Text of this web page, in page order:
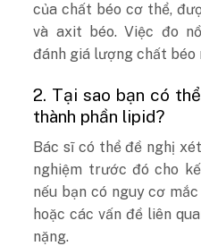
của chất béo cơ thể,
và axit béo. Việc đo
đánh giá lượng chất béo
2. Tại sao bạn có
thành phần lipid?
Bác sĩ có thể đề nghị
nghiệm trước đó cho
nếu bạn có nguy cơ
hoặc các vấn đề liên
nặng.